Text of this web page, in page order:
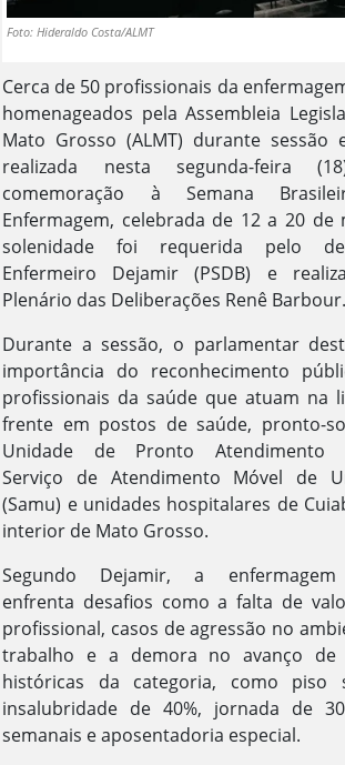
Foto: Hideraldo Costa/ALMT
Cerca de 50 profissionais da
homenageados pela Assembleia
Mato Grosso (ALMT) durante sessão
realizada nesta segunda-feira
comemoração à Semana
Enfermagem, celebrada de 12 a 20 de
solenidade foi requerida pelo
Enfermeiro Dejamir (PSDB) e
Plenário das Deliberações Renê Barbour.
Durante a sessão, o parlamentar
importância do reconhecimento
profissionais da saúde que atuam na
frente em postos de saúde, pronto-
Unidade de Pronto Atendimento
Serviço de Atendimento Móvel de
(Samu) e unidades hospitalares de
interior de Mato Grosso.
Segundo Dejamir, a
enfrenta desafios como a falta de
profissional, casos de agressão no
trabalho e a demora no avanço de
históricas da categoria, como piso
insalubridade de 40%, jornada de
semanais e aposentadoria especial.